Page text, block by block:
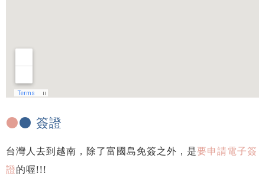
●● 簽證
台灣人去到越南，除了富國島免簽之外，是要申請電子簽
證的喔!!!